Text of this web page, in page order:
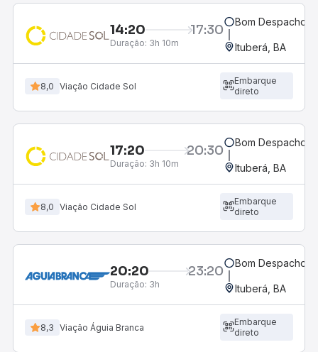
14:20 17:30
Duração: 3h 10m
Bom Despacho,
Ituberá, BA
8,0 Viação Cidade Sol
Embarque
direto
17:20 20:30
Duração: 3h 10m
Bom Despacho,
Ituberá, BA
8,0 Viação Cidade Sol
Embarque
direto
20:20 23:20
Duração: 3h
Bom Despacho,
Ituberá, BA
8,3 Viação Águia Branca
Embarque
direto